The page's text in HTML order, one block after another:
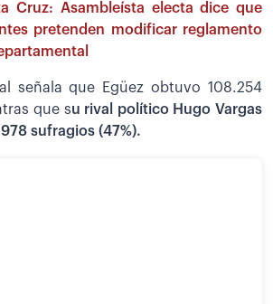
Cruz: Asambleísta electa dice que
pretenden modificar reglamento
señala que Egüez obtuvo 108.254
que su rival político Hugo Vargas
sufragios (47%).